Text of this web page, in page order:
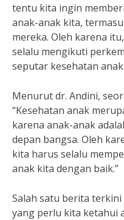
tentu kita ingin
anak-anak kita,
mereka. Oleh karena
selalu mengikuti
seputar kesehatan anak.
Menurut dr. Andini,
“Kesehatan anak
karena anak-anak
depan bangsa. Oleh
kita harus selalu
anak kita dengan baik.”
Salah satu berita
yang perlu kita ketahui